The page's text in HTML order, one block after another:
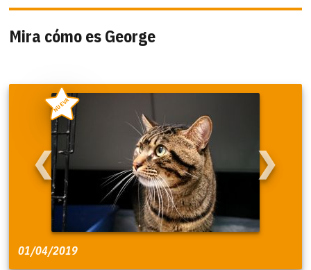
Mira cómo es George
❮ ❯
NUEVA
01/04/2019